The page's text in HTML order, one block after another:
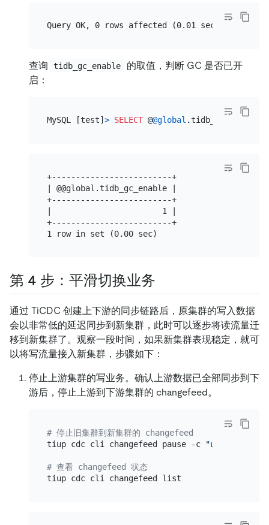
查询 tidb_gc_enable
的取值，判断 GC 是否已开
启：
MySQL [test] > SELECT @@global
+-------------------------+
| @@global.tidb_gc_enable |
+-------------------------+
|                       1 |
+-------------------------+
第 4 步：平滑切换业务
通过 TiCDC 创建上下游的同步链路后，原集群的写入数据
会以非常低的延迟同步到新集群，此时可以逐步将读流量迁
移到新集群了。观察一段时间，如果新集群表现稳定，就可
以将写流量接入新集群，步骤如下：
停止上游集群的写业务。确认上游数据已全部同步到下
游后，停止上游到下游集群的 changefeed。
# 停止旧集群到新集群的 changefeed
tiup cdc cli changefeed pause -c
"upstream-to-
# 查看 changefeed 状态